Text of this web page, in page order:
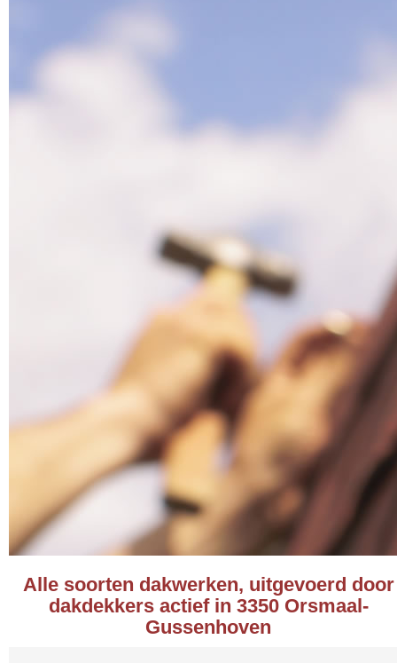
Alle soorten dakwerken, uitgevoerd door
dakdekkers actief in 3350 Orsmaal-
Gussenhoven